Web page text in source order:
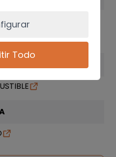
Todo